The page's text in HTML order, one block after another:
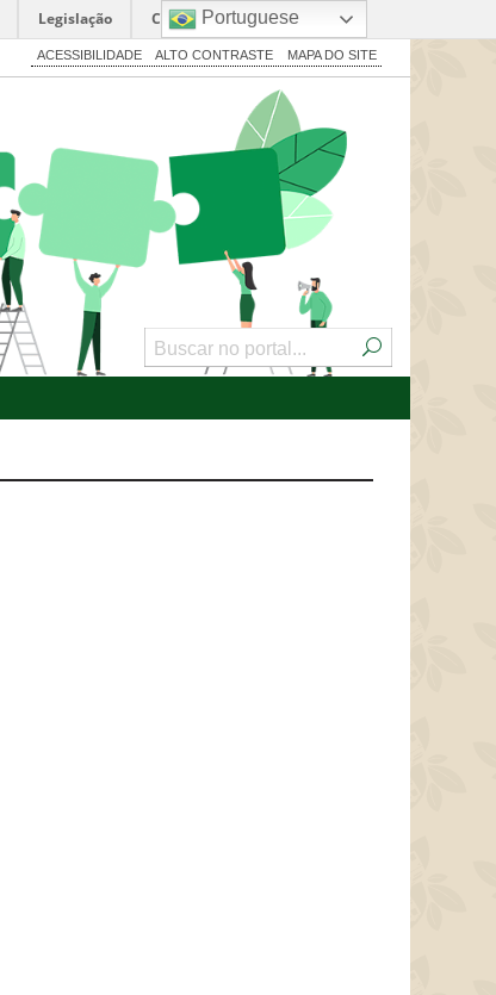
Legislação Canais
ACESSIBILIDADE ALTO CONTRASTE MAPA DO SITE
Portuguese